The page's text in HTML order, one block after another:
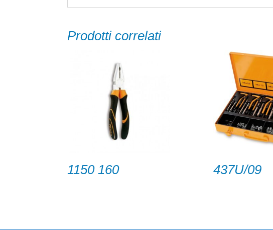
Prodotti correlati
1150 160 437U/09